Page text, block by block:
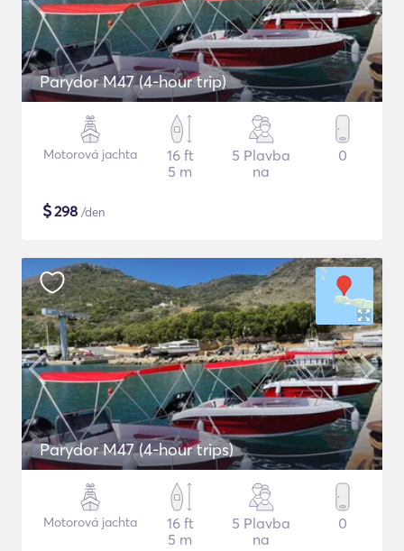
Parydor M47 (4-hour trip)
Motorová jachta
16 ft
5 m
5 Plavba
na
0
$298 /den
Parydor M47 (4-hour trips)
Motorová jachta
16 ft
5 m
5 Plavba
na
0